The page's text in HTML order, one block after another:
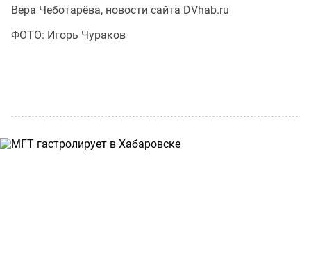
Вера Чеботарёва, новости сайта DVhab.ru
ФОТО: Игорь Чураков